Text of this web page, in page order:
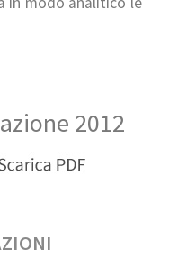
2012